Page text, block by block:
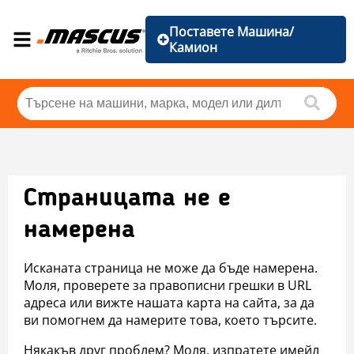
Поставете Машина/
Камион
Страницата не е
намерена
Исканата страница не може да бъде намерена.
Моля, проверете за правописни грешки в URL
адреса или вижте нашата карта на сайта, за да
ви помогнем да намерите това, което търсите.
Някакъв друг проблем? Моля, изпратете имейл